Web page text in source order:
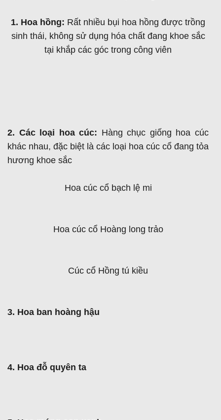
1. Hoa hồng: Rất nhiều bụi hoa hồng được trồng
sinh thái, không sử dụng hóa chất đang khoe sắc
tại khắp các góc trong công viên
2. Các loại hoa cúc: Hàng chục giống hoa cúc
khác nhau, đặc biệt là các loại hoa cúc cổ đang tỏa
hương khoe sắc
Hoa cúc cổ bạch lệ mi
Hoa cúc cổ Hoàng long trảo
Cúc cổ Hồng tú kiều
3. Hoa ban hoàng hậu
4. Hoa đỗ quyên ta